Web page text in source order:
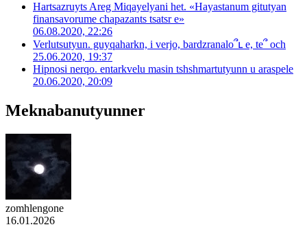
Hartsazruyts Areg Miqayelyani het. «Hayastanum gitutyan
finansavorume chapazants tsatsr e»
06.08.2020, 22:26
Verlutsutyun. guyqaharkn, i verjo, bardzranalo՞ւ e, te՞ och
25.06.2020, 19:37
Hipnosi nerqo. entarkvelu masin tshshmartutyunn u araspele
20.06.2020, 20:09
Meknabanutyunner
zomhlengone
16.01.2026